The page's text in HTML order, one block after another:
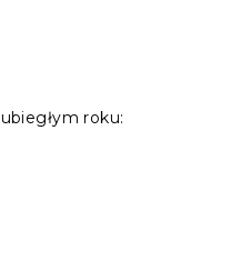
roku: